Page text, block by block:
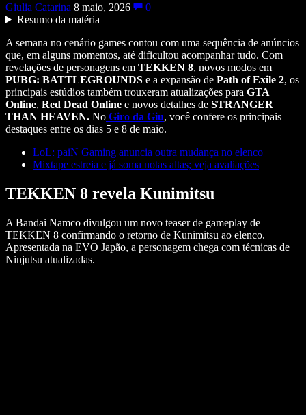
Giulia Catarina 8 maio, 2026
0
Resumo da matéria
A semana no cenário games contou com uma sequência de anúncios
que, em alguns momentos, até dificultou acompanhar tudo. Com
revelações de personagens em TEKKEN 8, novos modos em
PUBG: BATTLEGROUNDS e a expansão de Path of Exile 2, os
principais estúdios também trouxeram atualizações para GTA
Online, Red Dead Online e novos detalhes de STRANGER
THAN HEAVEN. No Giro da Giu, você confere os principais
destaques entre os dias 5 e 8 de maio.
LoL: paiN Gaming anuncia outra mudança no elenco
Mixtape estreia e já soma notas altas; veja avaliações
TEKKEN 8 revela Kunimitsu
A Bandai Namco divulgou um novo teaser de gameplay de
TEKKEN 8 confirmando o retorno de Kunimitsu ao elenco.
Apresentada na EVO Japão, a personagem chega com técnicas de
Ninjutsu atualizadas.